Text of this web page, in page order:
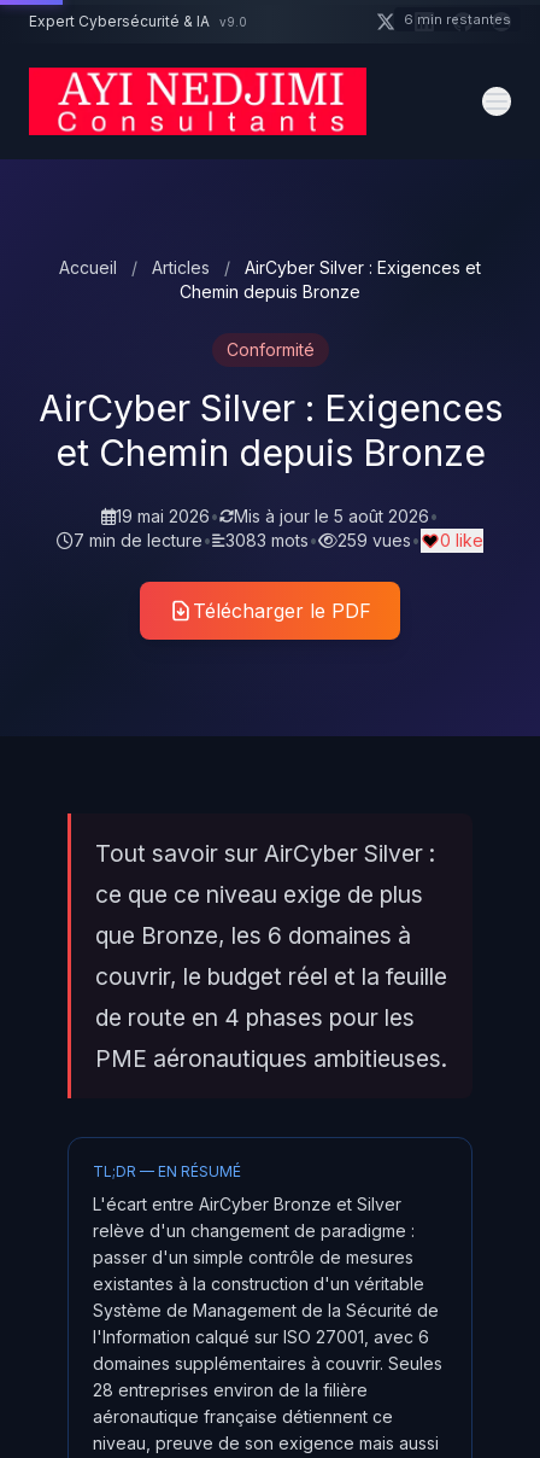
Aller au contenu principal
Expert Cybersécurité & IA v9.0
Accueil / Articles /
AirCyber Silver : Exigences et
Chemin depuis Bronze
Conformité
AirCyber Silver : Exigences
et Chemin depuis Bronze
19 mai 2026• Mis à jour le 5 août 2026•
7 min de lecture• 3083 mots• 259 vues• 0 like
Télécharger le PDF
Tout savoir sur AirCyber Silver :
ce que ce niveau exige de plus
que Bronze, les 6 domaines à
couvrir, le budget réel et la feuille
de route en 4 phases pour les
PME aéronautiques ambitieuses.
TL;DR — EN RÉSUMÉ
L'écart entre AirCyber Bronze et Silver
relève d'un changement de paradigme :
passer d'un simple contrôle de mesures
existantes à la construction d'un véritable
Système de Management de la Sécurité de
l'Information calqué sur ISO 27001, avec 6
domaines supplémentaires à couvrir. Seules
28 entreprises environ de la filière
aéronautique française détiennent ce
niveau, preuve de son exigence mais aussi
Un projet cybersécurité ? 6 min restantes